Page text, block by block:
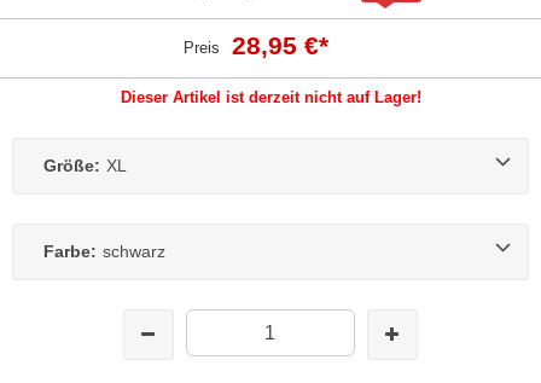
Preis 28,95 €*
Dieser Artikel ist derzeit nicht auf Lager!
Größe: XL
Farbe: schwarz